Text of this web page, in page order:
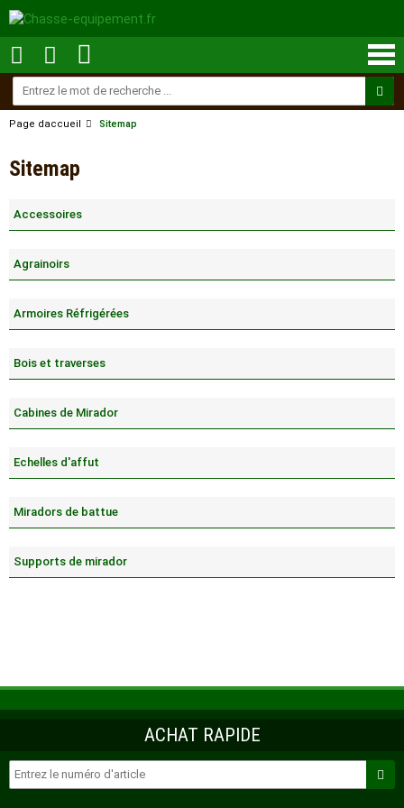
Page daccueil Sitemap
Sitemap
Accessoires
Agrainoirs
Armoires Réfrigérées
Bois et traverses
Cabines de Mirador
Echelles d'affut
Miradors de battue
Supports de mirador
ACHAT RAPIDE